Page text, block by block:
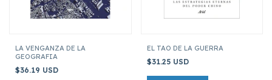
LA VENGANZA DE LA
GEOGRAFIA
$36.19 USD
EL TAO DE LA GUERRA
$31.25 USD